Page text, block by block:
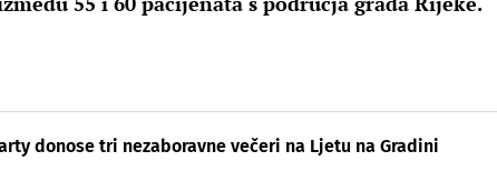
donose tri nezaboravne večeri na Ljetu na Gradini